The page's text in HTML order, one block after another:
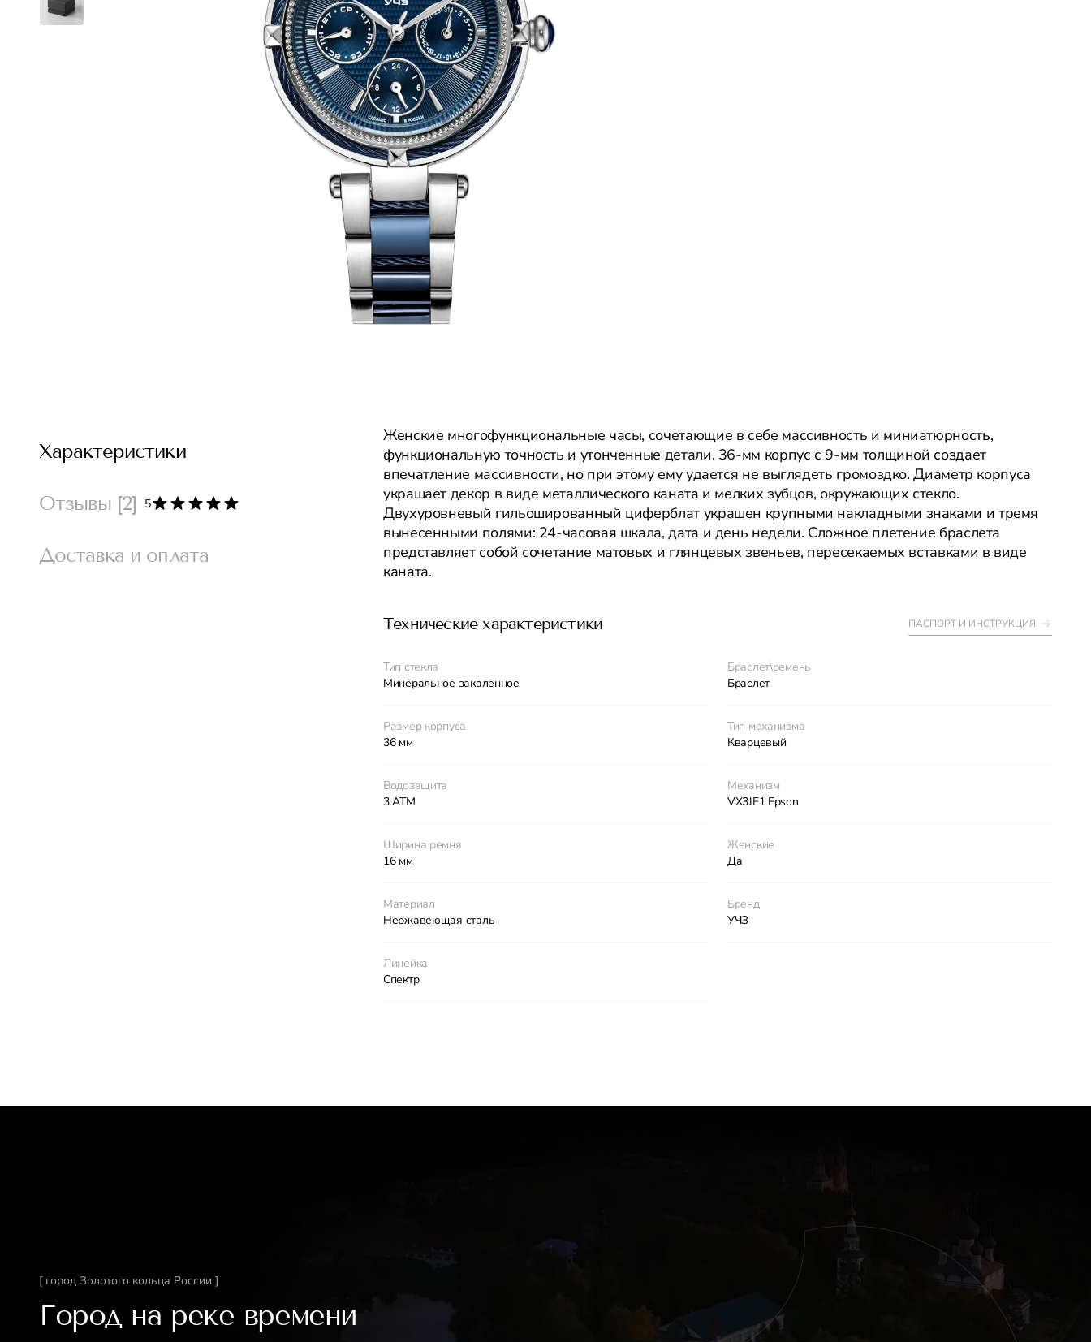
Характеристики
Отзывы [2] 5
Доставка и оплата
Женские многофункциональные часы, сочетающие в себе массивность и миниатюрность,
функциональную точность и утонченные детали. 36-мм корпус с 9-мм толщиной создает
впечатление массивности, но при этому ему удается не выглядеть громоздко. Диаметр корпуса
украшает декор в виде металлического каната и мелких зубцов, окружающих стекло.
Двухуровневый гильошированный циферблат украшен крупными накладными знаками и тремя
вынесенными полями: 24-часовая шкала, дата и день недели. Сложное плетение браслета
представляет собой сочетание матовых и глянцевых звеньев, пересекаемых вставками в виде
каната.
Технические характеристики ПАСПОРТ И ИНСТРУКЦИЯ
Тип стекла
Минеральное закаленное
Браслет\ремень
Браслет
Размер корпуса
36 мм
Тип механизма
Кварцевый
Водозащита
3 АТМ
Механизм
VX3JE1 Epson
Ширина ремня
16 мм
Женские
Да
Материал
Нержавеющая сталь
Бренд
УЧЗ
Линейка
Спектр
[ город Золотого кольца России ]
Город на реке времени